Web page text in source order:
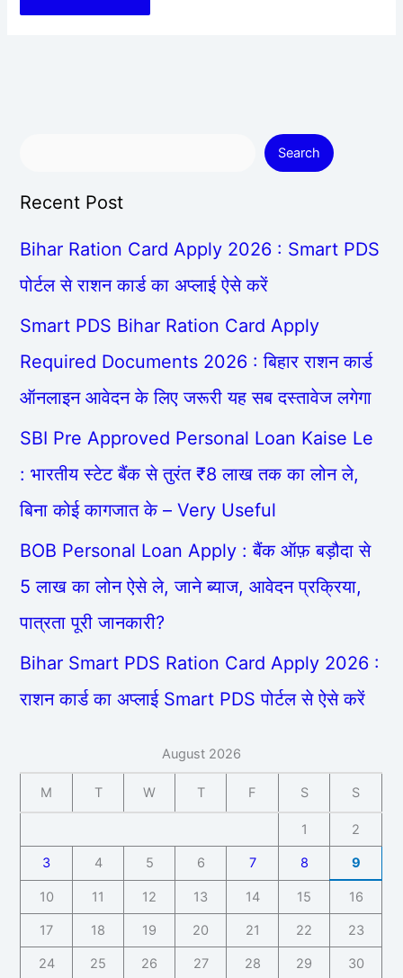
Search
Recent Post
Bihar Ration Card Apply 2026 : Smart PDS
पोर्टल से राशन कार्ड का अप्लाई ऐसे करें
Smart PDS Bihar Ration Card Apply
Required Documents 2026 : बिहार राशन कार्ड
ऑनलाइन आवेदन के लिए जरूरी यह सब दस्तावेज लगेगा
SBI Pre Approved Personal Loan Kaise Le
: भारतीय स्टेट बैंक से तुरंत ₹8 लाख तक का लोन ले,
बिना कोई कागजात के – Very Useful
BOB Personal Loan Apply : बैंक ऑफ़ बड़ौदा से
5 लाख का लोन ऐसे ले, जाने ब्याज, आवेदन प्रक्रिया,
पात्रता पूरी जानकारी?
Bihar Smart PDS Ration Card Apply 2026 :
राशन कार्ड का अप्लाई Smart PDS पोर्टल से ऐसे करें
August 2026
M T W T F S S
1 2
3 4 5 6 7 8 9
10 11 12 13 14 15 16
17 18 19 20 21 22 23
24 25 26 27 28 29 30